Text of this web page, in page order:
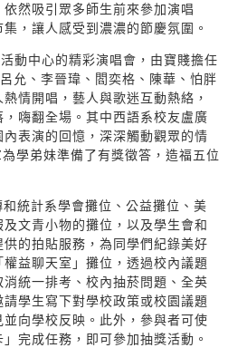
然吸引眾多師生前來參加演唱
，讓人感受到濃濃的節慶氛圍。
動中心的精彩演唱會，由寶賤擔任
允、李晉瑋、閻奕格、陳華、怕胖
情開唱，藝人與歌迷互動熱絡，
嗨翻全場。其中西語系校友盧廣
表演的回憶，深深觸動觀眾的情
學弟妹準備了有獎徵答，造福五位
統計系學會攤位、公益攤位、美
文青小物的攤位，以及學生會和
的拍貼服務，為同學們紀錄美好
益聊天室」攤位，透過校內議題
統一排考、校內抽菸問題、全英
學生寫下對學校政策或校園議題
向學校反映。此外，參與者可使
完成任務，即可參加抽獎活動。